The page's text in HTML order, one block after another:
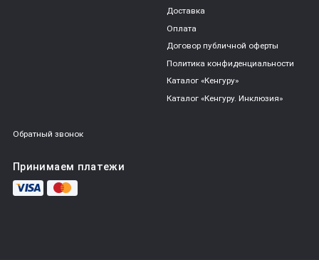
Доставка
Оплата
Договор публичной оферты
Политика конфиденциальности
Каталог «Кенгуру»
Каталог «Кенгуру. Инклюзия»
Обратный звонок
Принимаем платежи